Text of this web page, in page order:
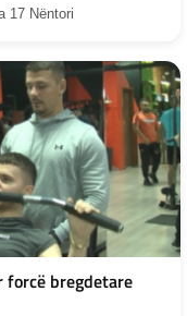
17 Nëntori
forcë bregdetare